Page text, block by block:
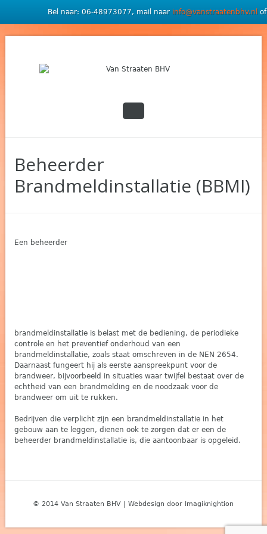
Beheerder
Brandmeldinstallatie (BBMI)
Een beheerder
brandmeldinstallatie is belast met de bediening, de periodieke
controle en het preventief onderhoud van een
brandmeldinstallatie, zoals staat omschreven in de NEN 2654.
Daarnaast fungeert hij als eerste aanspreekpunt voor de
brandweer, bijvoorbeeld in situaties waar twijfel bestaat over de
echtheid van een brandmelding en de noodzaak voor de
brandweer om uit te rukken.
Bedrijven die verplicht zijn een brandmeldinstallatie in het
gebouw aan te leggen, dienen ook te zorgen dat er een de
beheerder brandmeldinstallatie is, die aantoonbaar is opgeleid.
© 2014 Van Straaten BHV | Webdesign door Imagiknightion
Bel naar: 06-48973077, mail naar info@vanstraatenbhv.nl of